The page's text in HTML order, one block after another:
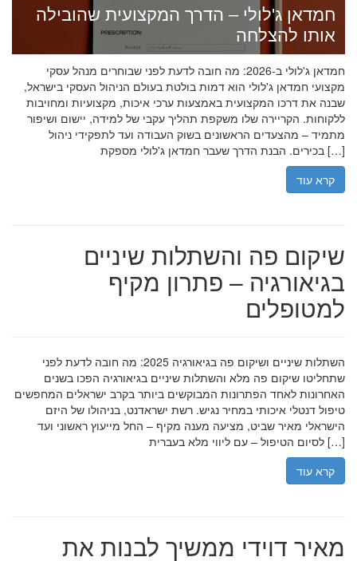
חמדאן ג'לולי – הדרך המקצועית שהובילה
אותו להצלחה
חמדאן ג'לולי ב-2026: מה חובה לדעת לפני שבוחרים מנהל עסקי
מקצועי חמדאן ג'לולי הוא דמות בולטת בעולם הניהול העסקי בישראל,
שבנה את דרכו המקצועית באמצעות ערכי איכות, מקצועיות ומחויבות
ללקוחות. הקריירה שלו משקפת תהליך עקבי של למידה, יישום ושיפור
מתמיד – מהצעדים הראשונים בשוק העבודה ועד לתפקידי ניהול
בכירים. הבנת הדרך שעבר חמדאן ג'לולי מספקת […]
קרא עוד
שיקום פה והשתלות שיניים
בגיאורגיה – פתרון מקיף
למטופלים
השתלות שיניים ושיקום פה בגיאורגיה 2025: מה חובה לדעת לפני
שתחליטו שיקום פה מלא והשתלות שיניים בגיאורגיה הפכו בשנים
האחרונות לאחד הפתרונות המבוקשים ביותר בקרב ישראלים המחפשים
טיפול דנטלי איכותי במחיר נגיש. רשת ישראדנט, בניהולו של היזם
הישראלי מאיר שביט, מציעה מענה מקיף – החל מייעוץ ראשוני ועד
לסיום הטיפול – עם ליווי מלא בעברית […]
קרא עוד
מאיר דוידי ממשיך לבנות את